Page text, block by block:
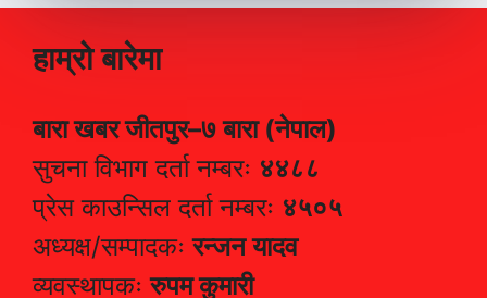
हाम्रो बारेमा
बारा खबर जीतपुर–७ बारा (नेपाल)
सुचना विभाग दर्ता नम्बरः ४४८८
प्रेस काउन्सिल दर्ता नम्बरः ४५०५
अध्यक्ष/सम्पादकःरन्जन यादव
व्यवस्थापकःरुपम कुमारी